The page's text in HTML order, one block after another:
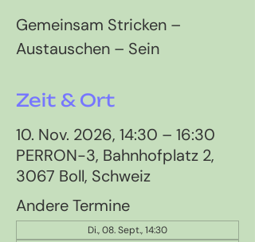
Gemeinsam Stricken –
Austauschen – Sein
Zeit & Ort
10. Nov. 2026, 14:30 – 16:30
PERRON-3, Bahnhofplatz 2,
3067 Boll, Schweiz
Andere Termine
Di., 08. Sept., 14:30